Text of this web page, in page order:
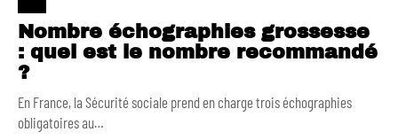
Nombre échographies grossesse
: quel est le nombre recommandé
?
En France, la Sécurité sociale prend en charge trois échographies
obligatoires au…